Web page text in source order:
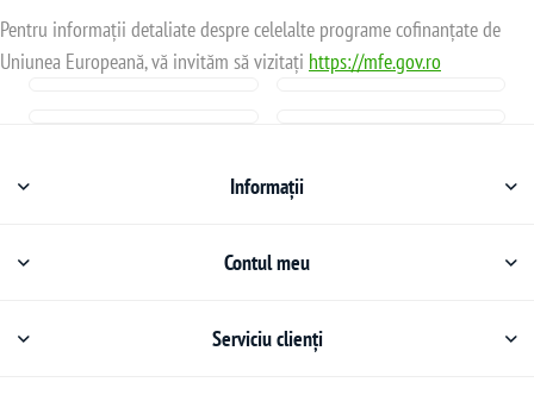
Pentru informații detaliate despre celelalte programe cofinanțate de
Uniunea Europeană, vă invităm să vizitați https://mfe.gov.ro
Informații
Contul meu
Serviciu clienți